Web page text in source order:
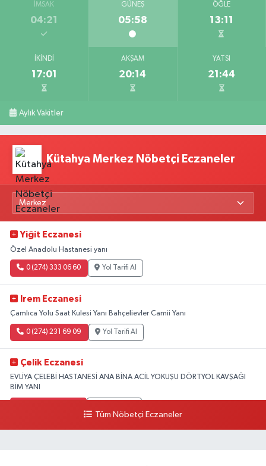
İMSAK
04:21
GÜNEŞ
05:58
ÖĞLE
13:11
İKINDI
17:01
AKŞAM
20:14
YATSI
21:44
Aylık Vakitler
Kütahya Merkez Nöbetçi Eczaneler
Yiğit Eczanesi
Özel Anadolu Hastanesi yanı
0 (274) 333 06 60 Yol Tarifi Al
Irem Eczanesi
Çamlıca Yolu Saat Kulesi Yanı Bahçelievler Camii Yanı
0 (274) 231 69 09 Yol Tarifi Al
Çelik Eczanesi
EVLİYA ÇELEBİ HASTANESİ ANA BİNA ACİL YOKUŞU DÖRTYOL KAVŞAĞI
BİM YANI
Tüm Nöbetçi Eczaneler